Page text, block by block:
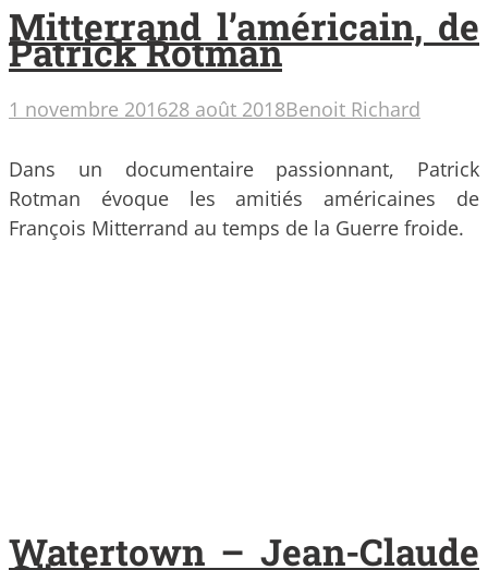
Mitterrand l’américain, de
Patrick Rotman
1 novembre 201628 août 2018Benoit Richard
Dans un documentaire passionnant, Patrick
Rotman évoque les amitiés américaines de
François Mitterrand au temps de la Guerre froide.
Watertown – Jean-Claude